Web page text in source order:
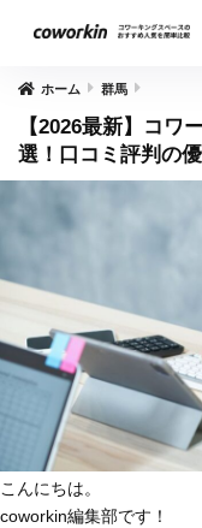
ホーム 群馬
【2026最新】コワ
選！口コミ評判の
こんにちは。
coworkin編集部です！